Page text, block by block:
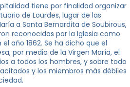
tiene por finalidad organizar
de Lourdes, lugar de las
a Santa Bernardita de Soubirous,
reconocidas por la Iglesia como
año 1862. Se ha dicho que el
por medio de la Virgen María, el
a todos los hombres, y sobre todo
y los miembros más débiles